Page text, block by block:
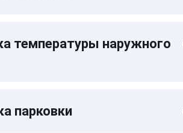
температуры наружного
парковки